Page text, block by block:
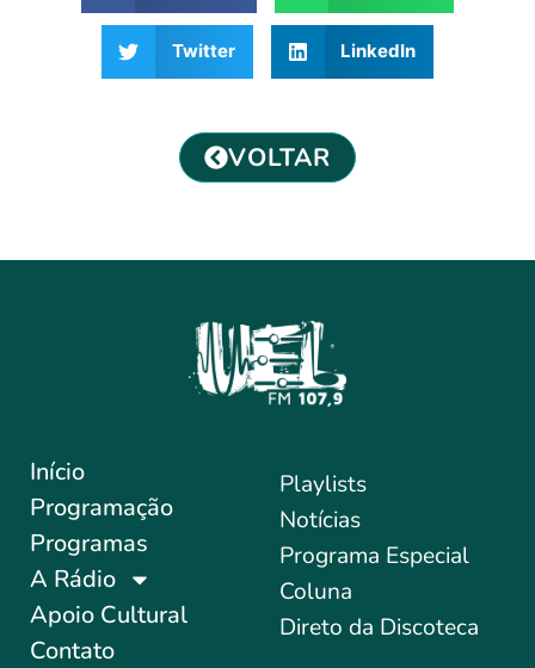
Twitter LinkedIn
VOLTAR
Início
Programação
Programas
A Rádio
Apoio Cultural
Contato
Playlists
Notícias
Programa Especial
Coluna
Direto da Discoteca